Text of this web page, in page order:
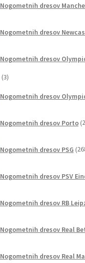
Nogometnih dresov
Nogometnih dresov
Nogometnih dresov
33
Nogometnih dresov
Nogometnih dresov Porto
Nogometnih dresov PSG
Nogometnih dresov PSV
Nogometnih dresov RB
Nogometnih dresov Real
Nogometnih dresov Real